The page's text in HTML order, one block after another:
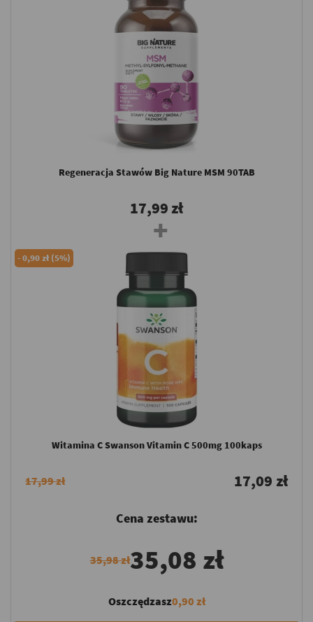
Regeneracja Stawów Big Nature MSM 90TAB
17,99 zł
-0,90 zł (5%)
Witamina C Swanson Vitamin C 500mg 100kaps
17,99 zł 17,09 zł
Cena zestawu:
35,98 zł35,08 zł
Oszczędzasz0,90 zł